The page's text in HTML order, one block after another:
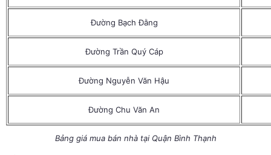
Đường Bạch Đằng
Đường Trần Quý Cáp
Đường Nguyễn Văn Hậu
Đường Chu Văn An
Bảng giá mua bán nhà tại Quận Bình Thạnh